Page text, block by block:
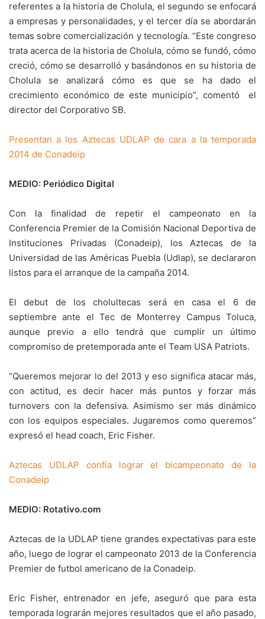
referentes a la historia de Cholula, el segundo se enfocará
a empresas y personalidades, y el tercer día se abordarán
temas sobre comercialización y tecnología. “Este congreso
trata acerca de la historia de Cholula, cómo se fundó, cómo
creció, cómo se desarrolló y basándonos en su historia de
Cholula se analizará cómo es que se ha dado el
crecimiento económico de este municipio”, comentó el
director del Corporativo SB.
Presentan a los Aztecas UDLAP de cara a la temporada
2014 de Conadeip
MEDIO: Periódico Digital
Con la finalidad de repetir el campeonato en la
Conferencia Premier de la Comisión Nacional Deportiva de
Instituciones Privadas (Conadeip), los Aztecas de la
Universidad de las Américas Puebla (Udlap), se declararon
listos para el arranque de la campaña 2014.
El debut de los cholultecas será en casa el 6 de
septiembre ante el Tec de Monterrey Campus Toluca,
aunque previo a ello tendrá que cumplir un último
compromiso de pretemporada ante el Team USA Patriots.
“Queremos mejorar lo del 2013 y eso significa atacar más,
con actitud, es decir hacer más puntos y forzar más
turnovers con la defensiva. Asimismo ser más dinámico
con los equipos especiales. Jugaremos como queremos”
expresó el head coach, Eric Fisher.
Aztecas UDLAP confía lograr el bicampeonato de la
Conadeip
MEDIO: Rotativo.com
Aztecas de la UDLAP tiene grandes expectativas para este
año, luego de lograr el campeonato 2013 de la Conferencia
Premier de futbol americano de la Conadeip.
Eric Fisher, entrenador en jefe, aseguró que para esta
temporada lograrán mejores resultados que el año pasado,